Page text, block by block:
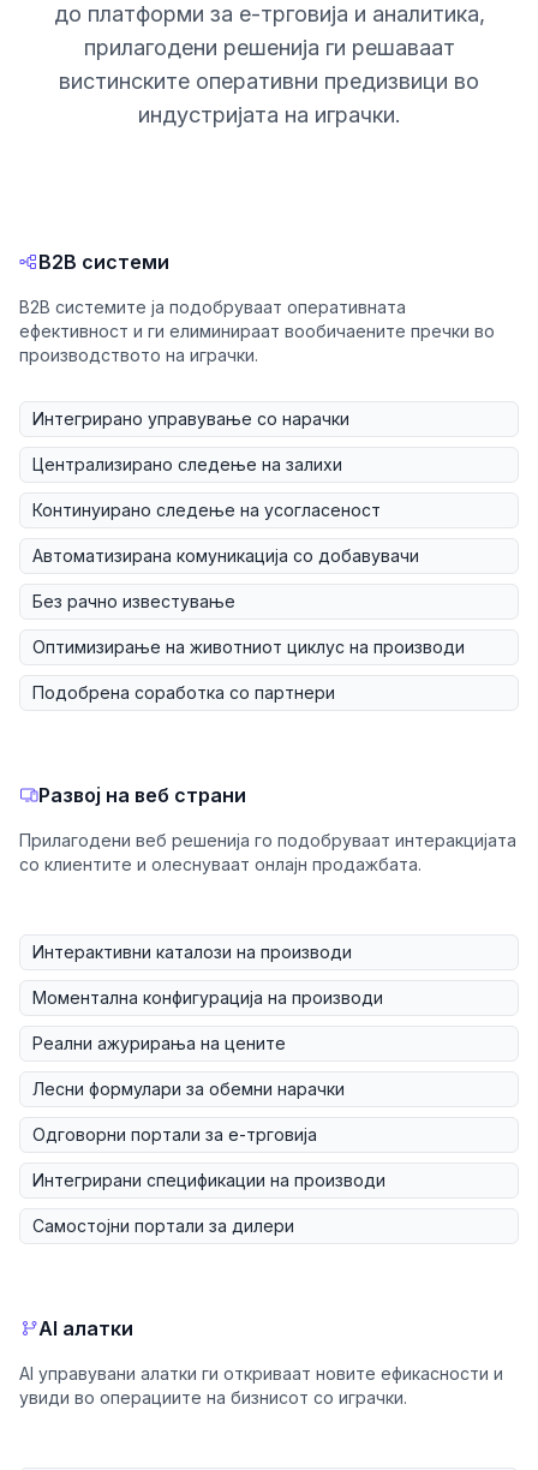
до платформи за е-трговија и аналитика,
прилагодени решенија ги решаваат
вистинските оперативни предизвици во
индустријата на играчки.
B2B системи
B2B системите ја подобруваат оперативната
ефективност и ги елиминираат вообичаените пречки во
производството на играчки.
Интегрирано управување со нарачки
Централизирано следење на залихи
Континуирано следење на усогласеност
Автоматизирана комуникација со добавувачи
Без рачно известување
Оптимизирање на животниот циклус на производи
Подобрена соработка со партнери
Развој на веб страни
Прилагодени веб решенија го подобруваат интеракцијата
со клиентите и олеснуваат онлајн продажбата.
Интерактивни каталози на производи
Моментална конфигурација на производи
Реални ажурирања на цените
Лесни формулари за обемни нарачки
Одговорни портали за е-трговија
Интегрирани спецификации на производи
Самостојни портали за дилери
AI алатки
AI управувани алатки ги откриваат новите ефикасности и
увиди во операциите на бизнисот со играчки.